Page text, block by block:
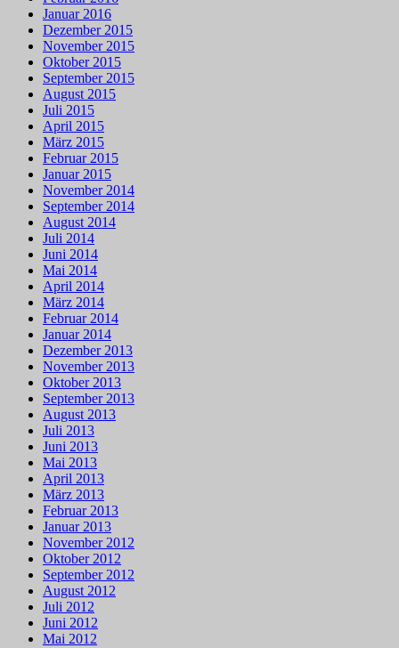
Januar 2016
Dezember 2015
November 2015
Oktober 2015
September 2015
August 2015
Juli 2015
April 2015
März 2015
Februar 2015
Januar 2015
November 2014
September 2014
August 2014
Juli 2014
Juni 2014
Mai 2014
April 2014
März 2014
Februar 2014
Januar 2014
Dezember 2013
November 2013
Oktober 2013
September 2013
August 2013
Juli 2013
Juni 2013
Mai 2013
April 2013
März 2013
Februar 2013
Januar 2013
November 2012
Oktober 2012
September 2012
August 2012
Juli 2012
Juni 2012
Mai 2012